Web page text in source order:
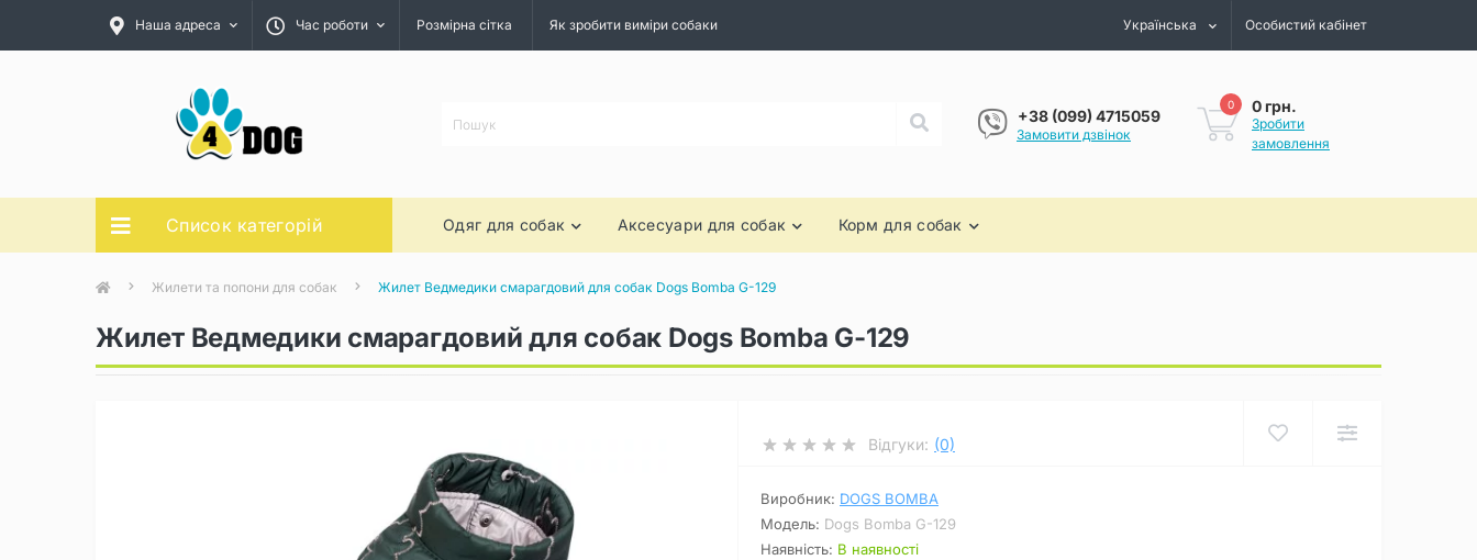
Наша адреса Час роботи Розмірна сітка Як зробити виміри собаки Українська Особистий кабінет
+38 (099) 4715059
Замовити дзвінок
0 0 грн.
Зробити
замовлення
Список категорій Одяг для собак Аксесуари для собак Корм для собак
Жилети та попони для собак Жилет Ведмедики смарагдовий для собак Dogs Bomba G-129
Жилет Ведмедики смарагдовий для собак Dogs Bomba G-129
Відгуки: (0)
Виробник: DOGS BOMBA
Модель: Dogs Bomba G-129
Наявність: В наявності